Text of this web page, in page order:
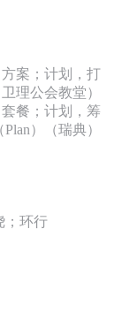
案；计划，打
理公会教堂）
餐；计划，筹
）（瑞典）
；环行